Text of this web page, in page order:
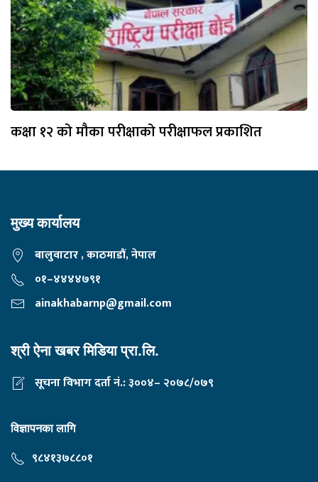
कक्षा १२ को मौका परीक्षाको परीक्षाफल प्रकाशित
मुख्य कार्यालय
बालुवाटार , काठमाडौं, नेपाल
०१–४४४४७९१
ainakhabarnp@gmail.com
श्री ऐना खबर मिडिया प्रा.लि.
सूचना विभाग दर्ता नं.: ३००४– २०७८/०७९
विज्ञापनका लागि
९८४१३७८८०१